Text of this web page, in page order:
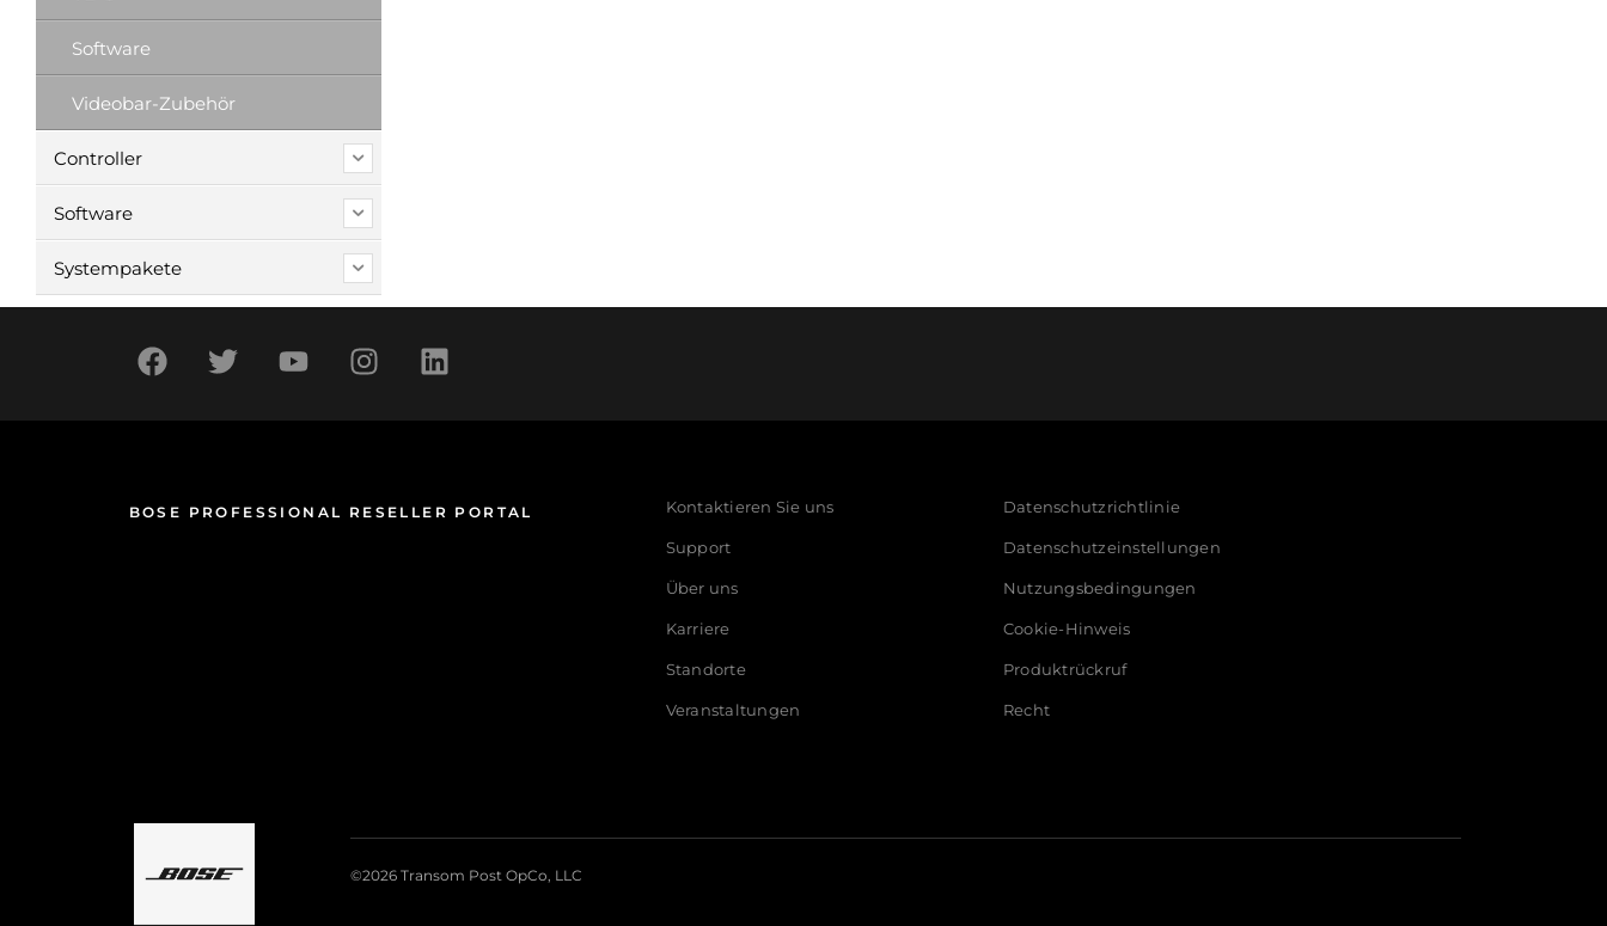
Software
Videobar-Zubehör
Controller
Software
Systempakete
BOSE PROFESSIONAL RESELLER PORTAL Kontaktieren Sie uns
Support
Über uns
Karriere
Standorte
Veranstaltungen
Datenschutzrichtlinie
Datenschutzeinstellungen
Nutzungsbedingungen
Cookie-Hinweis
Produktrückruf
Recht
©2026 Transom Post OpCo, LLC